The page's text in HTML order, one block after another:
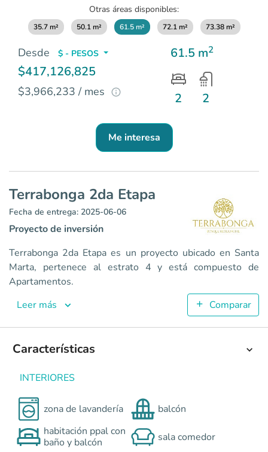
Terrabonga 2da Etapa
Apartamentos en Santa Marta <p>Un proyecto de
4
2
2
Colombia Santa Marta
0
Otras áreas disponibles:
35.7 m² 50.1 m² 61.5 m² 72.1 m² 73.38 m²
Desde $ - PESOS
$417,126,825
$3,966,233 / mes
61.5 m2
2 2
Me interesa
Terrabonga 2da Etapa
Fecha de entrega: 2025-06-06
Proyecto de inversión
Terrabonga 2da Etapa es un proyecto ubicado en Santa
Marta, pertenece al estrato 4 y está compuesto de
Apartamentos.
Leer más
Comparar
Características
INTERIORES
zona de lavandería
balcón
habitación ppal con
baño y balcón
sala comedor